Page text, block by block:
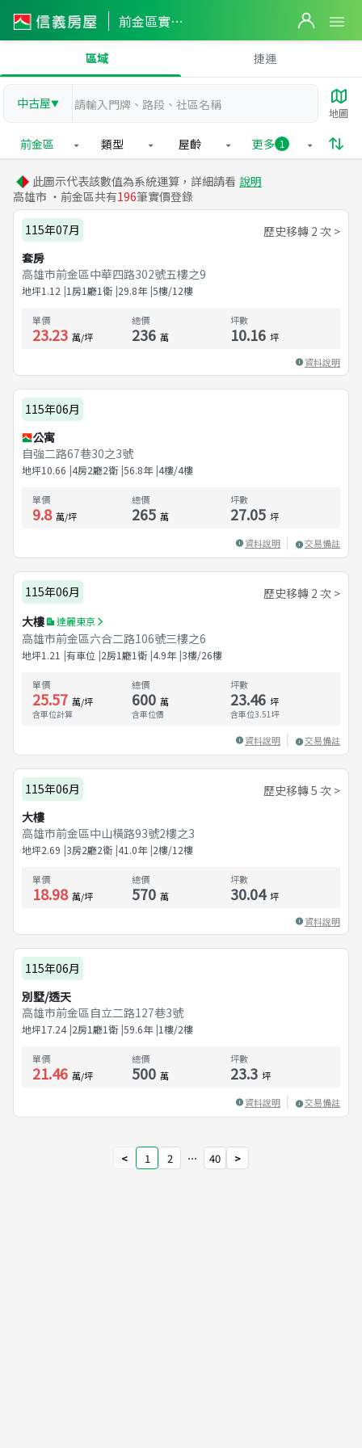
前金區實價登錄
區域 捷運
中古屋▼
地圖
前金區 類型 屋齡 更多 1
此圖示代表該數值為系統運算，詳細請看 說明
高雄市 ・前金區共有196筆實價登錄
115年07月
歷史移轉 2 次 >
套房
高雄市前金區中華四路302號五樓之9
地坪1.12 1房1廳1衛 29.8年 5樓/12樓
單價
23.23 萬/坪
總價
236 萬
坪數
10.16 坪
資料說明
115年06月
公寓
自強二路67巷30之3號
地坪10.66 4房2廳2衛 56.8年 4樓/4樓
單價
9.8 萬/坪
總價
265 萬
坪數
27.05 坪
資料說明 交易備註
115年06月
歷史移轉 2 次 >
大樓
達麗東京
高雄市前金區六合二路106號三樓之6
地坪1.21 有車位 2房1廳1衛 4.9年 3樓/26樓
單價
25.57 萬/坪
含車位計算
總價
600 萬
含車位價
坪數
23.46 坪
含車位3.51坪
資料說明 交易備註
115年06月
歷史移轉 5 次 >
大樓
高雄市前金區中山橫路93號2樓之3
地坪2.69 3房2廳2衛 41.0年 2樓/12樓
單價
18.98 萬/坪
總價
570 萬
坪數
30.04 坪
資料說明
115年06月
別墅/透天
高雄市前金區自立二路127巷3號
地坪17.24 2房1廳1衛 59.6年 1樓/2樓
單價
21.46 萬/坪
總價
500 萬
坪數
23.3 坪
資料說明 交易備註
< 1 2 ⋯ 40 >